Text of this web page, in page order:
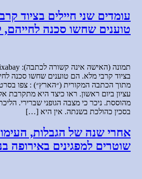
עומדים שני חיילים בציוד
טוענים שחשו סכנה לחייהם,
בציוד קרבי מלא. הם טוענים שחשו סכנה
מתוך הכתבה המקורית (״הארץ״) : צפו
עציון ביום ראשון. ראו כיצד היא מתקרבת
מהוססת. ניכר כי מצבה הגופני שברירי.
בסכין כהולכת בשנתה. אין היא […]
אחרי שנה של הגבלות,
שוטרים למפגינים באירופה